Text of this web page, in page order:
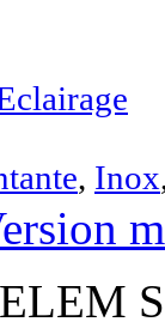
, Inox